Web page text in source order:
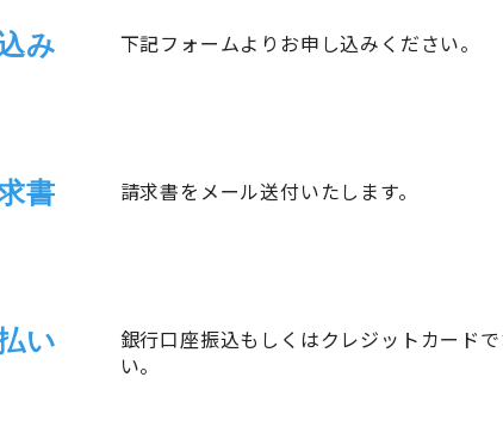
み 下記フォームよりお申し込みください。
書 請求書をメール送付いたします。
い
銀行口座振込もしくはクレジットカード
い。